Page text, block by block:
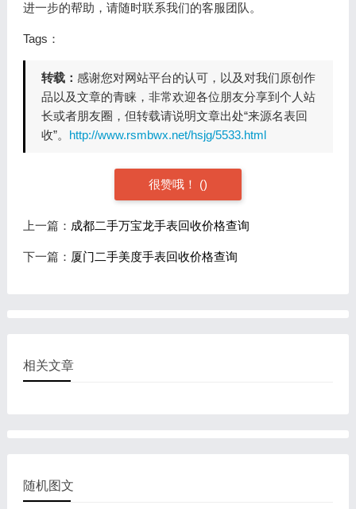
进一步的帮助，请随时联系我们的客服团队。
Tags：
转载： 感谢您对网站平台的认可，以及对我们原创作
品以及文章的青睐，非常欢迎各位朋友分享到个人站
长或者朋友圈，但转载请说明文章出处“来源名表回
收”。 http://www.rsmbwx.net/hsjg/5533.html
很赞哦！ ()
上一篇： 成都二手万宝龙手表回收价格查询
下一篇： 厦门二手美度手表回收价格查询
相关文章
随机图文